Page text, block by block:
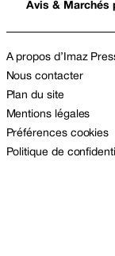
Avis & Marchés
A propos d’Imaz
Nous contacter
Plan du site
Mentions légales
Préférences cookies
Politique de